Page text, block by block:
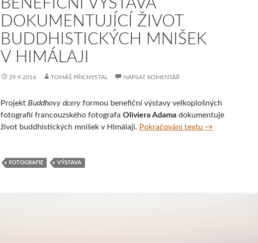
DOKUMENTUJÍCÍ ŽIVOT
BUDDHISTICKÝCH MNIŠEK
V HIMÁLAJI
29.9.2016 TOMÁŠ PŘICHYSTAL NAPSAT KOMENTÁŘ
Projekt Buddhovy dcery formou benefiční výstavy velkoplošných
fotografií francouzského fotografa Oliviera Adama dokumentuje
život buddhistických mnišek v Himálaji. Pokračování textu Buddhovy
→
FOTOGRAFIE VÝSTAVA